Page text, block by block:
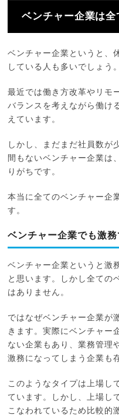
ベンチャー企業は
ベンチャー企業というと、
している人も多いでしょう。
最近では働き方改革やリモ
バランスを考えながら働け
えています。
しかし、まだまだ社員数が
間もないベンチャー企業は
りがちです。
本当に全てのベンチャー企
す。
ベンチャー企業でも激
ベンチャー企業というと激
と思います。しかし全ての
はありません。
ではなぜベンチャー企業が
きます。実際にベンチャー
ない企業もあり、業務管理
激務になってしまう企業も
このようなタイプは上場し
ています。しかし、上場し
こなわれているため比較的